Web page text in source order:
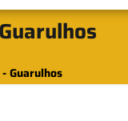
Guarulhos